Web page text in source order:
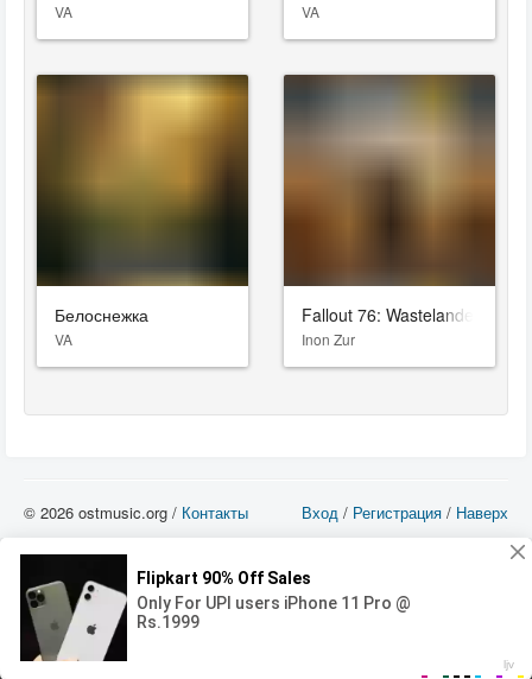
00:00
VA VA
Белоснежка
VA
Fallout 76: Wastelanders
Inon Zur
Вход / Регистрация / Наверх
© 2026 ostmusic.org / Контакты
можете использовать такие материалы только в том в случае, если
использование производится с ознакомительными целями - для прочих целей
вы должны приобрести лицензионную запись.